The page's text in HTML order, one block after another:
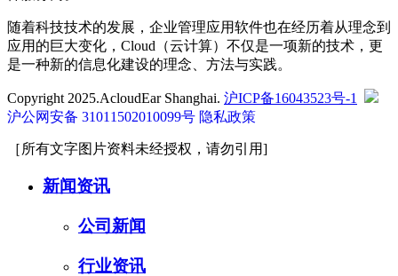
随着科技技术的发展，企业管理应用软件也在经历着从理念到
应用的巨大变化，Cloud（云计算）不仅是一项新的技术，更
是一种新的信息化建设的理念、方法与实践。
Copyright 2025.AcloudEar Shanghai. 沪ICP备16043523号-1
沪公网安备 31011502010099号 隐私政策
［所有文字图片资料未经授权，请勿引用]
新闻资讯
公司新闻
行业资讯